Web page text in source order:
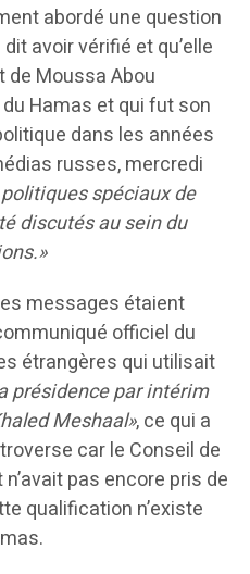
abordé une question
avoir vérifié et qu’elle
de Moussa Abou
Hamas et qui fut son
dans les années
russes, mercredi
spéciaux de
discutés au sein du
messages étaient
officiel du
étrangères qui utilisait
présidence par intérim
Meshaal», ce qui a
car le Conseil de
pas encore pris de
qualification n’existe